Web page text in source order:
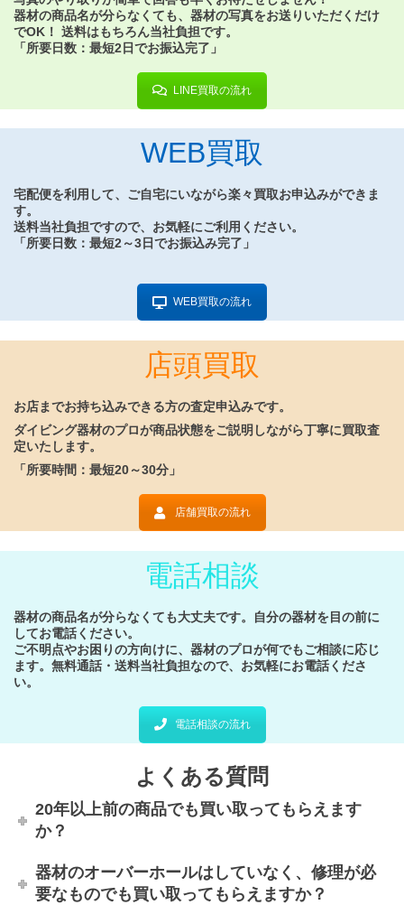
器材の商品名が分らなくても、器材の写真をお送りいただくだけ
でOK！ 送料はもちろん当社負担です。
「所要日数：最短2日でお振込完了」
LINE買取の流れ
WEB買取
宅配便を利用して、 ご自宅にいながら楽々買取お申込みができま
す。
送料当社負担ですので、お気軽にご利用ください。
「所要日数：最短2～3日でお振込み完了」
WEB買取の流れ
店頭買取
お店までお持ち込みできる方の査定申込みです。
ダイビング器材のプロが商品状態をご説明しながら丁寧に買取査
定いたします。
「所要時間：最短20～30分」
店舗買取の流れ
電話相談
器材の商品名が分らなくても大丈夫です。
自分の器材を目の前に
してお電話ください。
ご不明点やお困りの方向けに、器材のプロが何でもご相談に応じ
ます。 無料通話・送料当社負担なので、お気軽にお電話くださ
い。
電話相談の流れ
よくある質問
20年以上前の商品でも買い取ってもらえます
か？
器材のオーバーホールはしていなく、修理が必
要なものでも買い取ってもらえますか？